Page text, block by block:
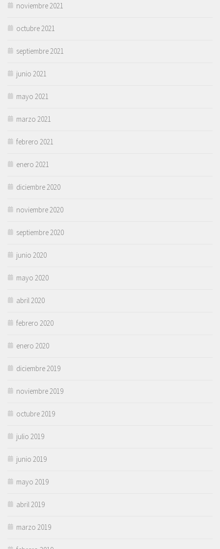
noviembre 2021
octubre 2021
septiembre 2021
junio 2021
mayo 2021
marzo 2021
febrero 2021
enero 2021
diciembre 2020
noviembre 2020
septiembre 2020
junio 2020
mayo 2020
abril 2020
febrero 2020
enero 2020
diciembre 2019
noviembre 2019
octubre 2019
julio 2019
junio 2019
mayo 2019
abril 2019
marzo 2019